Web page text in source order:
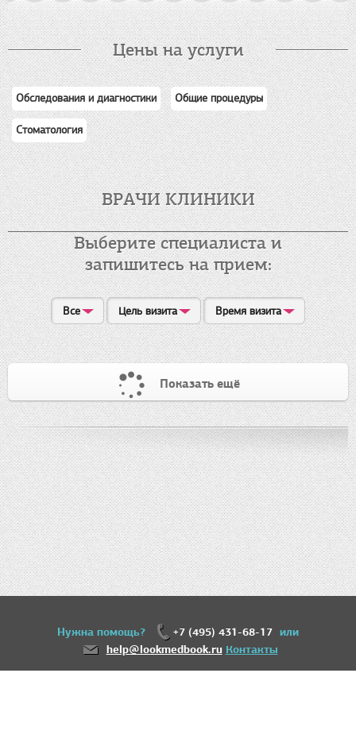
Цены на услуги
Обследования и диагностики Общие процедуры
Стоматология
ВРАЧИ КЛИНИКИ
Выберите специалиста и
запишитесь на прием:
Все Цель визита Время визита
Показать ещё
Нужна помощь? +7 (495) 431-68-17 или
help@lookmedbook.ru Контакты